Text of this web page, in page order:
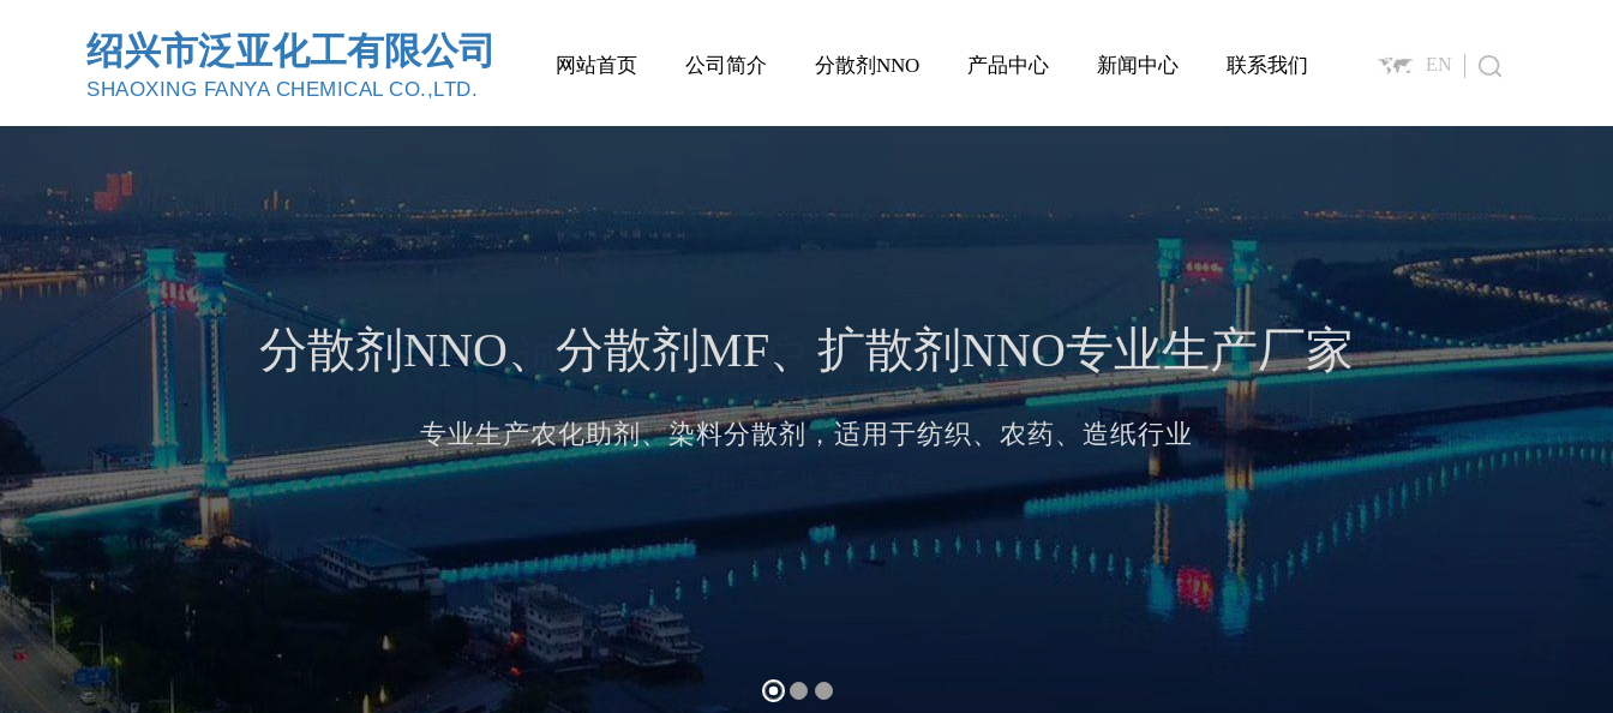
绍兴市泛亚化工有限公司
SHAOXING FANYA CHEMICAL CO.,LTD.
EN
网站首页 公司简介 分散剂NNO 产品中心 新闻中心 联系我们
分散剂NNO、分散剂MF、扩散剂NNO专业生产厂家
专业生产农化助剂、染料分散剂，适用于纺织、农药、造纸行业